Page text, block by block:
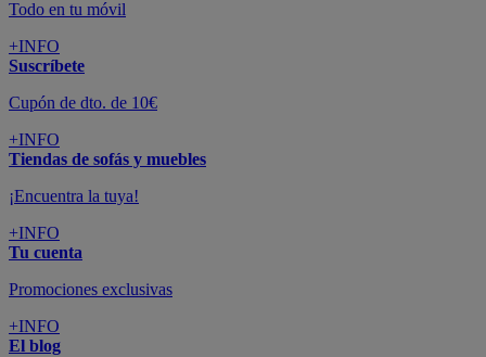
Todo en tu móvil
+INFO
Suscríbete
Cupón de dto. de 10€
+INFO
Tiendas de sofás y muebles
¡Encuentra la tuya!
+INFO
Tu cuenta
Promociones exclusivas
+INFO
El blog